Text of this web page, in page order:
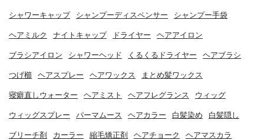
シャワーキャップ シャンプーディスペンサー シャンプー手袋
ヘアミルク ナイトキャップ ドライヤー ヘアアイロン
ブラシアイロン シャワーヘッド くるくるドライヤー ヘアブラシ
つげ櫛 ヘアスプレー ヘアワックス まとめ髪ワックス
寝癖直しウォーター ヘアミスト ヘアフレグランス ウィッグ
ウィッグスプレー パーマムース ヘアカラー 白髪染め 白髪隠し
ブリーチ剤 カーラー 縮毛矯正剤 ヘアチョーク ヘアマスカラ